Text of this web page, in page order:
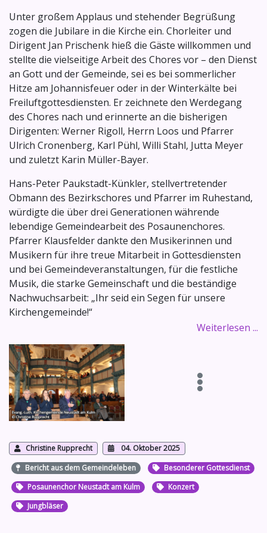
Unter großem Applaus und stehender Begrüßung
zogen die Jubilare in die Kirche ein. Chorleiter und
Dirigent Jan Prischenk hieß die Gäste willkommen und
stellte die vielseitige Arbeit des Chores vor – den Dienst
an Gott und der Gemeinde, sei es bei sommerlicher
Hitze am Johannisfeuer oder in der Winterkälte bei
Freiluftgottesdiensten. Er zeichnete den Werdegang
des Chores nach und erinnerte an die bisherigen
Dirigenten: Werner Rigoll, Herrn Loos und Pfarrer
Ulrich Cronenberg, Karl Pühl, Willi Stahl, Jutta Meyer
und zuletzt Karin Müller-Bayer.
Hans-Peter Paukstadt-Künkler, stellvertretender
Obmann des Bezirkschores und Pfarrer im Ruhestand,
würdigte die über drei Generationen währende
lebendige Gemeindearbeit des Posaunenchores.
Pfarrer Klausfelder dankte den Musikerinnen und
Musikern für ihre treue Mitarbeit in Gottesdiensten
und bei Gemeindeveranstaltungen, für die festliche
Musik, die starke Gemeinschaft und die beständige
Nachwuchsarbeit: „Ihr seid ein Segen für unsere
Kirchengemeinde!“
Weiterlesen ...
Christine Rupprecht
04. Oktober 2025
Bericht aus dem Gemeindeleben
Besonderer Gottesdienst
Posaunenchor Neustadt am Kulm
Konzert
Jungbläser